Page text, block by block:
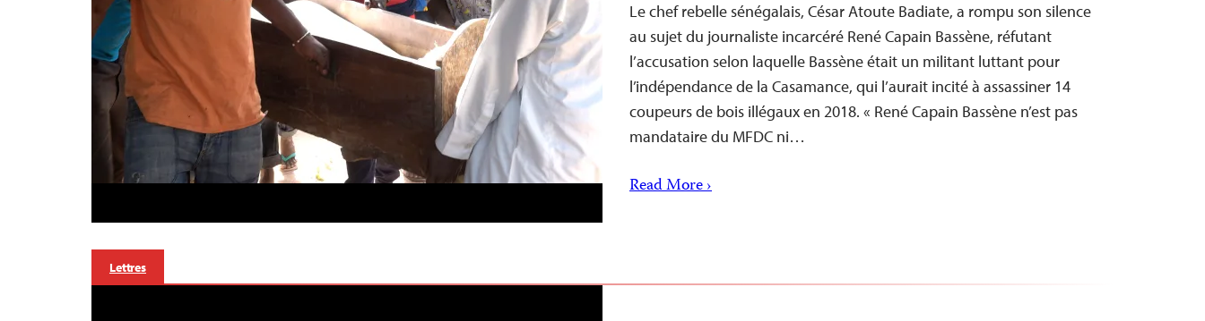
Le chef rebelle sénégalais, César Atoute Badiate, a rompu son silence
au sujet du journaliste incarcéré René Capain Bassène, réfutant
l’accusation selon laquelle Bassène était un militant luttant pour
l’indépendance de la Casamance, qui l’aurait incité à assassiner 14
coupeurs de bois illégaux en 2018. « René Capain Bassène n’est pas
mandataire du MFDC ni…
Read More ›
Lettres